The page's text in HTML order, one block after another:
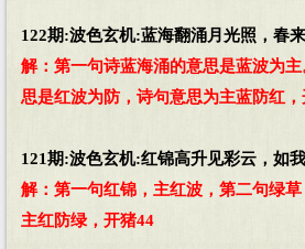
122期:波色玄机:蓝海翻涌月光照，春
解：第一句诗蓝海涌的意思是蓝波为
思是红波为防，诗句意思为主蓝防红，
121期:波色玄机:红锦高升见彩云，如
解：第一句红锦，主红波，第二句绿草
主红防绿，开猪44